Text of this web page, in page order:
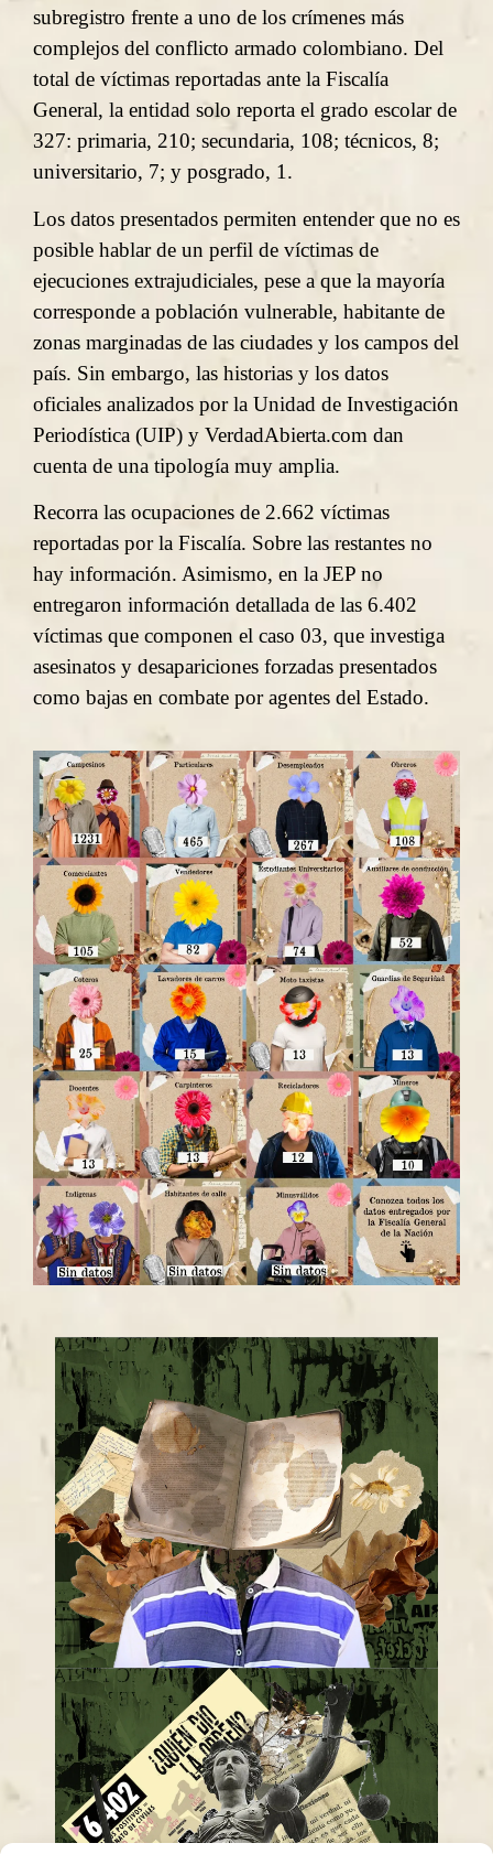
subregistro frente a uno de los crímenes más
complejos del conflicto armado colombiano. Del
total de víctimas reportadas ante la Fiscalía
General, la entidad solo reporta el grado escolar de
327: primaria, 210; secundaria, 108; técnicos, 8;
universitario, 7; y posgrado, 1.
Los datos presentados permiten entender que no es
posible hablar de un perfil de víctimas de
ejecuciones extrajudiciales, pese a que la mayoría
corresponde a población vulnerable, habitante de
zonas marginadas de las ciudades y los campos del
país. Sin embargo, las historias y los datos
oficiales analizados por la Unidad de Investigación
Periodística (UIP) y VerdadAbierta.com dan
cuenta de una tipología muy amplia.
Recorra las ocupaciones de 2.662 víctimas
reportadas por la Fiscalía. Sobre las restantes no
hay información. Asimismo, en la JEP no
entregaron información detallada de las 6.402
víctimas que componen el caso 03, que investiga
asesinatos y desapariciones forzadas presentados
como bajas en combate por agentes del Estado.
Historias que se